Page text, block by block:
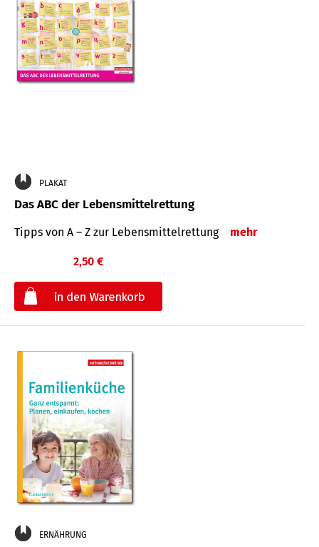
PLAKAT
Das ABC der Lebensmittelrettung
Tipps von A – Z zur Lebensmittelrettung mehr
2,50 €
ERNÄHRUNG